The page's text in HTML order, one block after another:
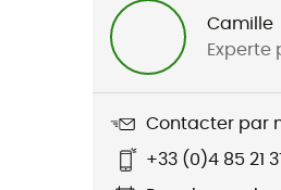
Coton biologique / Origine
Camille
Experte
Contacter par
+33 (0)4 85 21